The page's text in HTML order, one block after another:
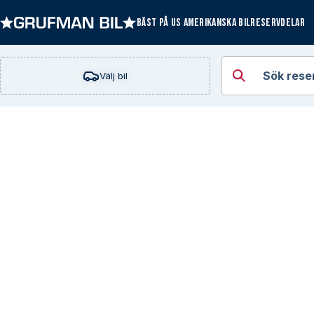
BÄST PÅ US AMERIKANSKA BILRESERVDELAR
Välj bil
Sök